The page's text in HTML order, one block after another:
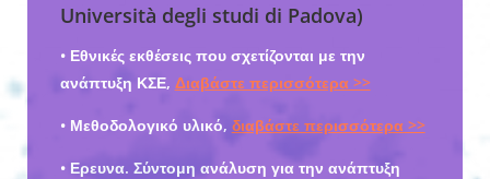
Università degli studi di Padova)
• Εθνικές εκθέσεις που σχετίζονται με την
ανάπτυξη ΚΣΕ, Διαβάστε περισσότερα >>
• Μεθοδολογικό υλικό, διαβάστε περισσότερα >>
• Ερευνα. Σύντομη ανάλυση για την ανάπτυξη